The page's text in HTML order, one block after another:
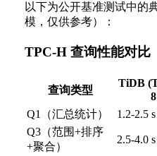
以下为公开基准测试中的
模，仅供参考）：
TPC-H 查询性能对比
查询类型
TiDB
Q1（汇总统计）
1.2-2.5 s
Q3（范围+排序
+聚合）
2.5-4.0 s